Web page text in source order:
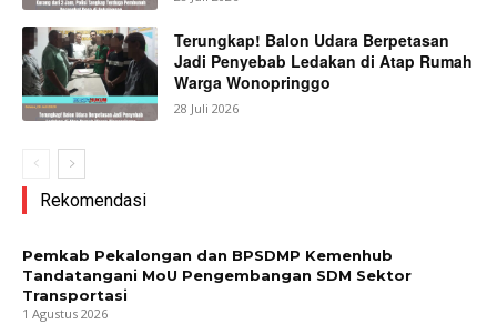
Terungkap! Balon Udara Berpetasan
Jadi Penyebab Ledakan di Atap Rumah
Warga Wonopringgo
28 Juli 2026
Rekomendasi
Pemkab Pekalongan dan BPSDMP Kemenhub
Tandatangani MoU Pengembangan SDM Sektor
Transportasi
1 Agustus 2026